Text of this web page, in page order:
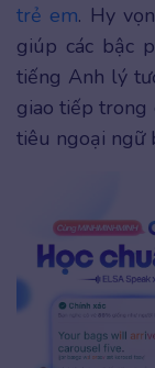
trẻ em. Hy
giúp các bậc
tiếng Anh lý
giao tiếp trong
tiêu ngoại ngữ